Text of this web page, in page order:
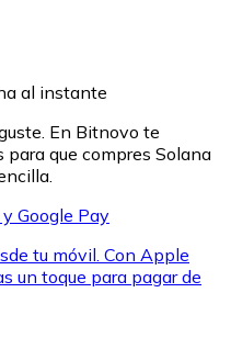
al instante
En Bitnovo te
que compres Solana
Google Pay
tu móvil. Con Apple
un toque para pagar de